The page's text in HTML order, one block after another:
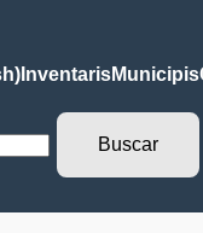
InventarisMunicipis